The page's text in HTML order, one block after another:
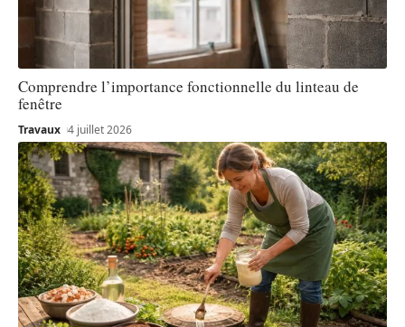
Comprendre l’importance fonctionnelle du linteau de
fenêtre
Travaux 4 juillet 2026